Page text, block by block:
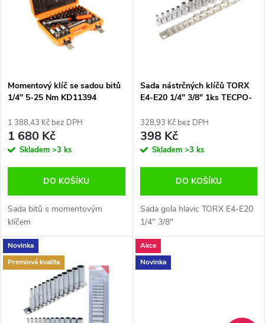
e
p
r
o
u
k
t
s
p
r
o
d
u
k
Momentový klíč se sadou bitů
1/4" 5-25 Nm KD11394
1 388,43 Kč bez DPH
1 680 Kč
Skladem >3 ks
DO KOŠÍKU
Sada bitů s momentovým
klíčem
Sada nástrčných klíčů TORX
E4-E20 1/4" 3/8" 1ks TECPO-
328,93 Kč bez DPH
398 Kč
Skladem >3 ks
DO KOŠÍKU
Sada gola hlavic TORX E4-E20
1/4" 3/8"
Novinka
Premiová kvalita
Akce
Novinka